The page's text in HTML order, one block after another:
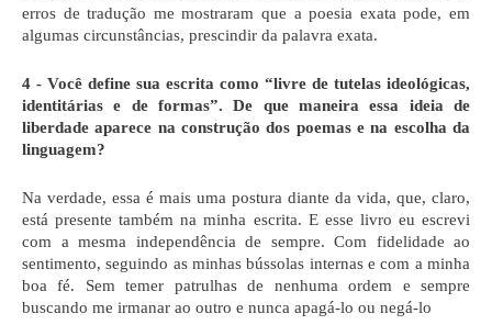
erros de tradução me mostraram que a poesia exata pode, em
algumas circunstâncias, prescindir da palavra exata.
4 - Você define sua escrita como “livre de tutelas ideológicas,
identitárias e de formas”. De que maneira essa ideia de
liberdade aparece na construção dos poemas e na escolha da
linguagem?
Na verdade, essa é mais uma postura diante da vida, que, claro,
está presente também na minha escrita. E esse livro eu escrevi
com a mesma independência de sempre. Com fidelidade ao
sentimento, seguindo as minhas bússolas internas e com a minha
boa fé. Sem temer patrulhas de nenhuma ordem e sempre
buscando me irmanar ao outro e nunca apagá-lo ou negá-lo